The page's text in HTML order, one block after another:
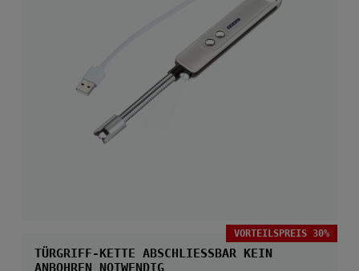
VORTEILSPREIS 30%
TÜRGRIFF-KETTE ABSCHLIESSBAR KEIN A